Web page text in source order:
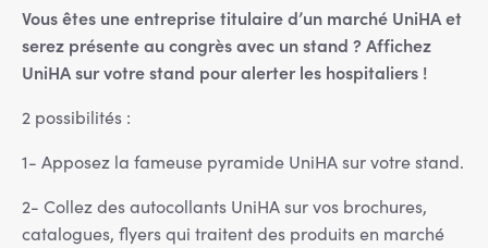
Vous êtes une entreprise titulaire d’un marché UniHA et
serez présente au congrès avec un stand ? Affichez
UniHA sur votre stand pour alerter les hospitaliers !
2 possibilités :
1- Apposez la fameuse pyramide UniHA sur votre stand.
2- Collez des autocollants UniHA sur vos brochures,
catalogues, flyers qui traitent des produits en marché